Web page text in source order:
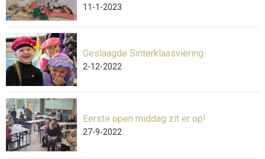
11-1-2023
Geslaagde Sinterklaasviering
2-12-2022
Eerste open middag zit er op!
27-9-2022